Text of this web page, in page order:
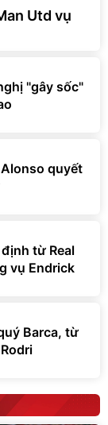
Utd vụ
"gây sốc"
quyết
từ Real
vụ Endrick
Barca, từ